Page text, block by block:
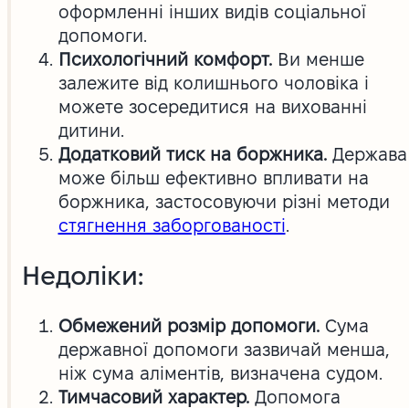
оформленні інших видів соціальної
допомоги.
Психологічний комфорт. Ви менше
залежите від колишнього чоловіка і
можете зосередитися на вихованні
дитини.
Додатковий тиск на боржника.Держава
може більш ефективно впливати на
боржника, застосовуючи різні методи
стягнення заборгованості.
Недоліки:
Обмежений розмір допомоги.Сума
державної допомоги зазвичай менша,
ніж сума аліментів, визначена судом.
Тимчасовий характер.Допомога